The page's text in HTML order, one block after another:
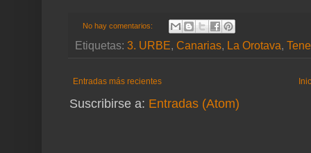
No hay comentarios:
Etiquetas: 3. URBE, Canarias, La Orotava,
Entradas más recientes
Suscribirse a: Entradas (Atom)